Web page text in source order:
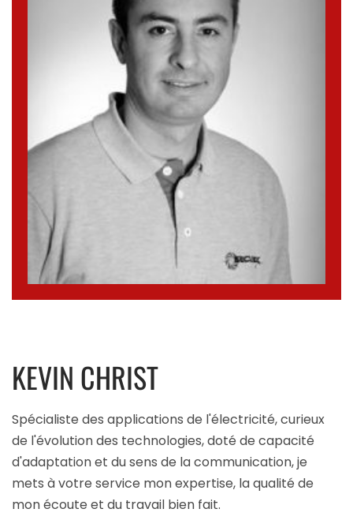
KEVIN CHRIST
Spécialiste des applications de l'électricité, curieux
de l'évolution des technologies, doté de capacité
d'adaptation et du sens de la communication, je
mets à votre service mon expertise, la qualité de
mon écoute et du travail bien fait.